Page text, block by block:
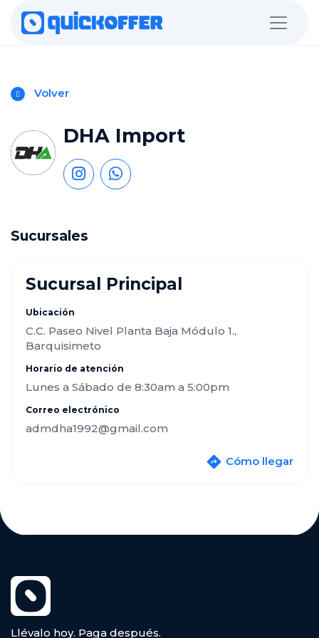
Volver
DHA Import
Sucursales
Sucursal Principal
Ubicación
C.C. Paseo Nivel Planta Baja Módulo 1.,
Barquisimeto
Horario de atención
Lunes a Sábado de 8:30am a 5:00pm
Correo electrónico
admdha1992@gmail.com
Cómo llegar
Llévalo hoy. Paga después.